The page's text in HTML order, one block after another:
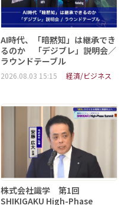
AI時代、「暗黙知」は継承でき
るのか 「デジブレ」説明会／
ラウンドテーブル
2026.08.03 15:15 経済/ビジネス
株式会社識学 第1回
SHIKIGAKU High-Phase